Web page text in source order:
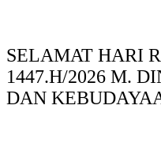
SELAMAT HARI
1447.H/2026 M.
DAN